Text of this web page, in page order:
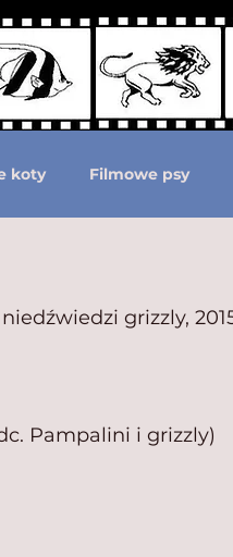
koty Filmowe psy
grizzly,
Pampalini i grizzly)